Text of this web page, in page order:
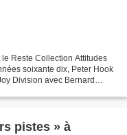
Reste Collection Attitudes
soixante dix, Peter Hook
Division avec Bernard
pistes » à